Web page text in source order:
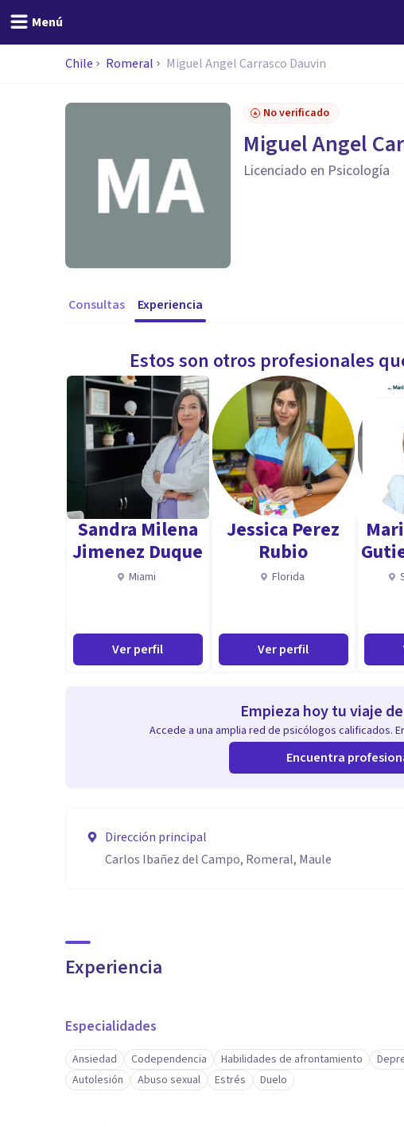
Menú
Chile Romeral Miguel Angel Carrasco Dauvin
No verificado
Miguel Angel
Licenciado en Psicología
Consultas Experiencia
Estos son otros profesionales
Sandra Milena
Jimenez Duque
Miami
Ver perfil
Jessica Perez
Rubio
Florida
Ver perfil
Empieza hoy tu viaje
Accede a una amplia red de psicólogos calificados.
Encuentra
Dirección principal
Carlos Ibañez del Campo, Romeral, Maule
Experiencia
Especialidades
Ansiedad Codependencia Habilidades de afrontamiento
Autolesión
Abuso sexual Estrés Duelo